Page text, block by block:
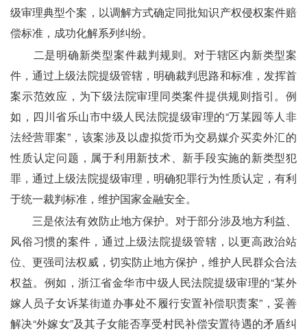
级审理典型个案，以调解方式确定同批知识产权侵权案件赔
偿标准，成功化解系列纠纷。
二是明确新类型案件裁判规则。对于辖区内新类型案
件，通过上级法院提级管辖，明确裁判思路和标准，发挥首
案示范效应，为下级法院审理同类案件提供规则指引。例
如，四川省乐山市中级人民法院提级审理的“万某园等人非
法经营罪案”，该案涉及以虚拟货币为交易媒介买卖外汇的
性质认定问题，属于利用新技术、新手段实施的新类型犯
罪，通过上级法院提级审理，明确犯罪行为性质认定，有利
于统一裁判标准，维护国家金融安全。
三是依法有效防止地方保护。对于部分涉及地方利益、
风俗习惯的案件，通过上级法院提级管辖，以更高政治站
位、更强司法权威，切实防止地方保护，维护人民群众合法
权益。例如，浙江省金华市中级人民法院提级审理的“某外
嫁人员子女诉某街道办事处不履行安置补偿职责案”，妥善
解决“外嫁女”及其子女能否享受村民补偿安置待遇的矛盾纠